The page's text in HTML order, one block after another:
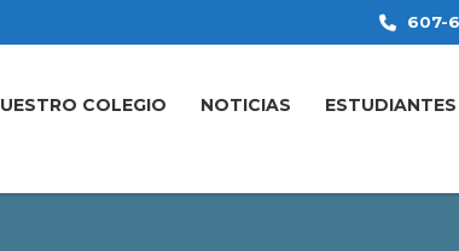
607-
COLEGIO NOTICIAS ESTUDIANTES